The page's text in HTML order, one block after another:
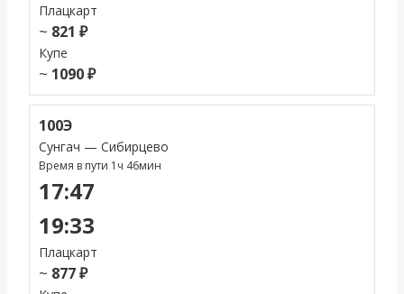
Плацкарт
~ 821 ₽
Купе
~ 1090 ₽
100Э
Сунгач — Сибирцево
Время в пути 1ч 46мин
17:47
19:33
Плацкарт
~ 877 ₽